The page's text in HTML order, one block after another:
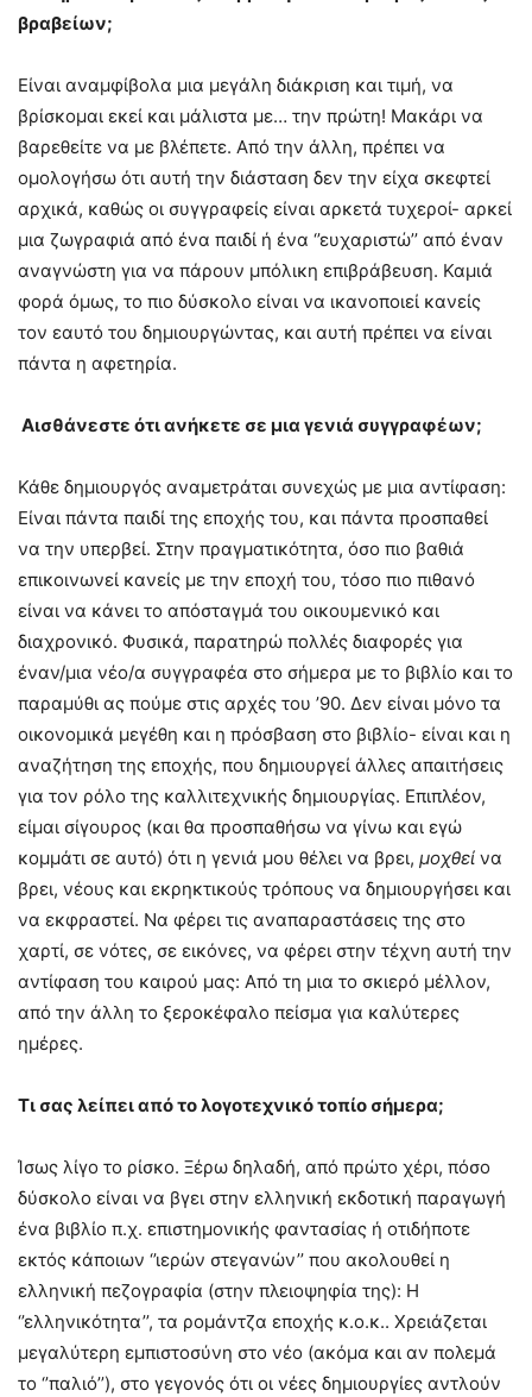
βραβείων;
Είναι αναμφίβολα μια μεγάλη διάκριση και τιμή, να
βρίσκομαι εκεί και μάλιστα με… την πρώτη! Μακάρι να
βαρεθείτε να με βλέπετε. Από την άλλη, πρέπει να
ομολογήσω ότι αυτή την διάσταση δεν την είχα σκεφτεί
αρχικά, καθώς οι συγγραφείς είναι αρκετά τυχεροί- αρκεί
μια ζωγραφιά από ένα παιδί ή ένα ‘’ευχαριστώ’’ από έναν
αναγνώστη για να πάρουν μπόλικη επιβράβευση. Καμιά
φορά όμως, το πιο δύσκολο είναι να ικανοποιεί κανείς
τον εαυτό του δημιουργώντας, και αυτή πρέπει να είναι
πάντα η αφετηρία.
Αισθάνεστε ότι ανήκετε σε μια γενιά συγγραφέων;
Κάθε δημιουργός αναμετράται συνεχώς με μια αντίφαση:
Είναι πάντα παιδί της εποχής του, και πάντα προσπαθεί
να την υπερβεί. Στην πραγματικότητα, όσο πιο βαθιά
επικοινωνεί κανείς με την εποχή του, τόσο πιο πιθανό
είναι να κάνει το απόσταγμά του οικουμενικό και
διαχρονικό. Φυσικά, παρατηρώ πολλές διαφορές για
έναν/μια νέο/α συγγραφέα στο σήμερα με το βιβλίο και το
παραμύθι ας πούμε στις αρχές του ’90. Δεν είναι μόνο τα
οικονομικά μεγέθη και η πρόσβαση στο βιβλίο- είναι και η
αναζήτηση της εποχής, που δημιουργεί άλλες απαιτήσεις
για τον ρόλο της καλλιτεχνικής δημιουργίας. Επιπλέον,
είμαι σίγουρος (και θα προσπαθήσω να γίνω και εγώ
κομμάτι σε αυτό) ότι η γενιά μου θέλει να βρει, μοχθεί να
βρει, νέους και εκρηκτικούς τρόπους να δημιουργήσει και
να εκφραστεί. Να φέρει τις αναπαραστάσεις της στο
χαρτί, σε νότες, σε εικόνες, να φέρει στην τέχνη αυτή την
αντίφαση του καιρού μας: Από τη μια το σκιερό μέλλον,
από την άλλη το ξεροκέφαλο πείσμα για καλύτερες
ημέρες.
Tι σας λείπει από το λογοτεχνικό τοπίο σήμερα;
Ίσως λίγο το ρίσκο. Ξέρω δηλαδή, από πρώτο χέρι, πόσο
δύσκολο είναι να βγει στην ελληνική εκδοτική παραγωγή
ένα βιβλίο π.χ. επιστημονικής φαντασίας ή οτιδήποτε
εκτός κάποιων ‘’ιερών στεγανών’’ που ακολουθεί η
ελληνική πεζογραφία (στην πλειοψηφία της): Η
‘’ελληνικότητα’’, τα ρομάντζα εποχής κ.ο.κ.. Χρειάζεται
μεγαλύτερη εμπιστοσύνη στο νέο (ακόμα και αν πολεμά
το ‘’παλιό’’), στο γεγονός ότι οι νέες δημιουργίες αντλούν